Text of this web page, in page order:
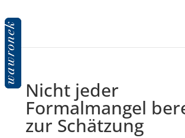
Nicht jeder
Formalmangel
zur Schätzung